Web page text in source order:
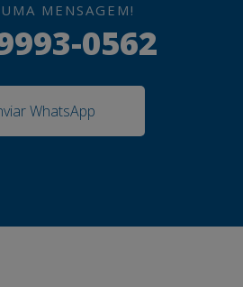
MENSAGEM!
0562
WhatsApp